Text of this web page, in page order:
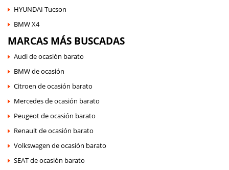
HYUNDAI Tucson
BMW X4
MARCAS MÁS BUSCADAS
Audi de ocasión barato
BMW de ocasión
Citroen de ocasión barato
Mercedes de ocasión barato
Peugeot de ocasión barato
Renault de ocasión barato
Volkswagen de ocasión barato
SEAT de ocasión barato